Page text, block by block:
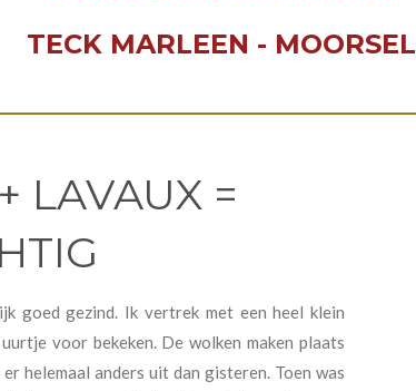
TECK MARLEEN - MOORSEL
LAVAUX =
goed gezind. Ik vertrek met een heel klein
voor bekeken. De wolken maken plaats
helemaal anders uit dan gisteren. Toen was